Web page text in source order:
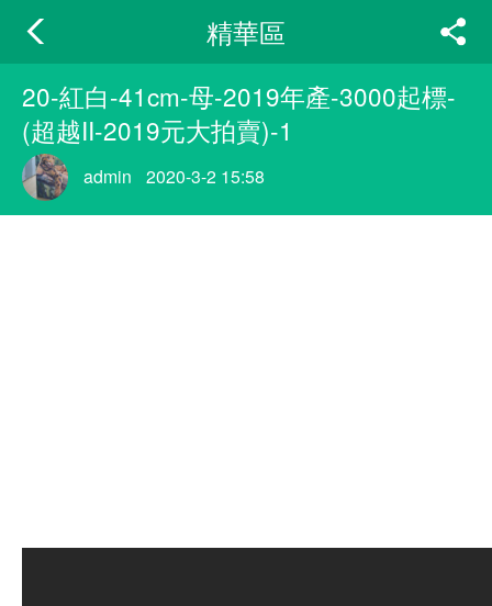
精華區
20-紅白-41cm-母-2019年產-3000起標-
(超越II-2019元大拍賣)-1
admin 2020-3-2 15:58